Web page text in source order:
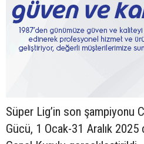
Süper Lig’in son şampiyonu
Gücü, 1 Ocak-31 Aralık